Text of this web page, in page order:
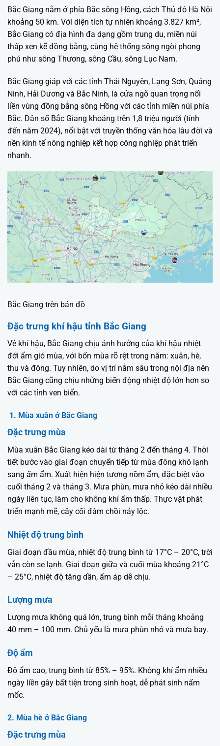
Bắc Giang nằm ở phía Bắc sông Hồng, cách Thủ đô Hà Nội
khoảng 50 km. Với diện tích tự nhiên khoảng 3.827 km²,
Bắc Giang có địa hình đa dạng gồm trung du, miền núi
thấp xen kẽ đồng bằng, cùng hệ thống sông ngòi phong
phú như sông Thương, sông Cầu, sông Lục Nam.
Bắc Giang giáp với các tỉnh Thái Nguyên, Lạng Sơn, Quảng
Ninh, Hải Dương và Bắc Ninh, là cửa ngõ quan trọng nối
liền vùng đồng bằng sông Hồng với các tỉnh miền núi phía
Bắc. Dân số Bắc Giang khoảng trên 1,8 triệu người (tính
đến năm 2024), nổi bật với truyền thống văn hóa lâu đời và
nền kinh tế nông nghiệp kết hợp công nghiệp phát triển
nhanh.
Bắc Giang trên bản đồ
Đặc trưng khí hậu tỉnh Bắc Giang
Về khí hậu, Bắc Giang chịu ảnh hưởng của khí hậu nhiệt
đới ẩm gió mùa, với bốn mùa rõ rệt trong năm: xuân, hè,
thu và đông. Tuy nhiên, do vị trí nằm sâu trong nội địa nên
Bắc Giang cũng chịu những biến động nhiệt độ lớn hơn so
với các tỉnh ven biển.
1. Mùa xuân ở Bắc Giang
Đặc trưng mùa
Mùa xuân Bắc Giang kéo dài từ tháng 2 đến tháng 4. Thời
tiết bước vào giai đoạn chuyển tiếp từ mùa đông khô lạnh
sang ấm ẩm. Xuất hiện hiện tượng nồm ẩm, đặc biệt vào
cuối tháng 2 và tháng 3. Mưa phùn, mưa nhỏ kéo dài nhiều
ngày liên tục, làm cho không khí ẩm thấp. Thực vật phát
triển mạnh mẽ, cây cối đâm chồi nảy lộc.
Nhiệt độ trung bình
Giai đoạn đầu mùa, nhiệt độ trung bình từ 17°C – 20°C, trời
vẫn còn se lạnh. Giai đoạn giữa và cuối mùa khoảng 21°C
– 25°C, nhiệt độ tăng dần, ấm áp dễ chịu.
Lượng mưa
Lượng mưa không quá lớn, trung bình mỗi tháng khoảng
40 mm – 100 mm. Chủ yếu là mưa phùn nhỏ và mưa bay.
Độ ẩm
Độ ẩm cao, trung bình từ 85% – 95%. Không khí ẩm nhiều
ngày liền gây bất tiện trong sinh hoạt, dễ phát sinh nấm
mốc.
2. Mùa hè ở Bắc Giang
Đặc trưng mùa